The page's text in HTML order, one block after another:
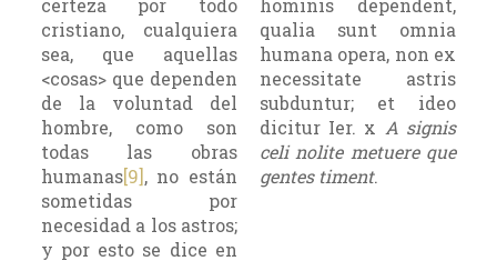
certeza por todo
cristiano, cualquiera
sea, que aquellas
<cosas> que dependen
de la voluntad del
hombre, como son
todas las obras
humanas[9], no están
sometidas por
necesidad a los astros;
y por esto se dice en
hominis dependent,
qualia sunt omnia
humana opera, non ex
necessitate astris
subduntur; et ideo
dicitur Ier. x A signis
celi nolite metuere que
gentes timent.